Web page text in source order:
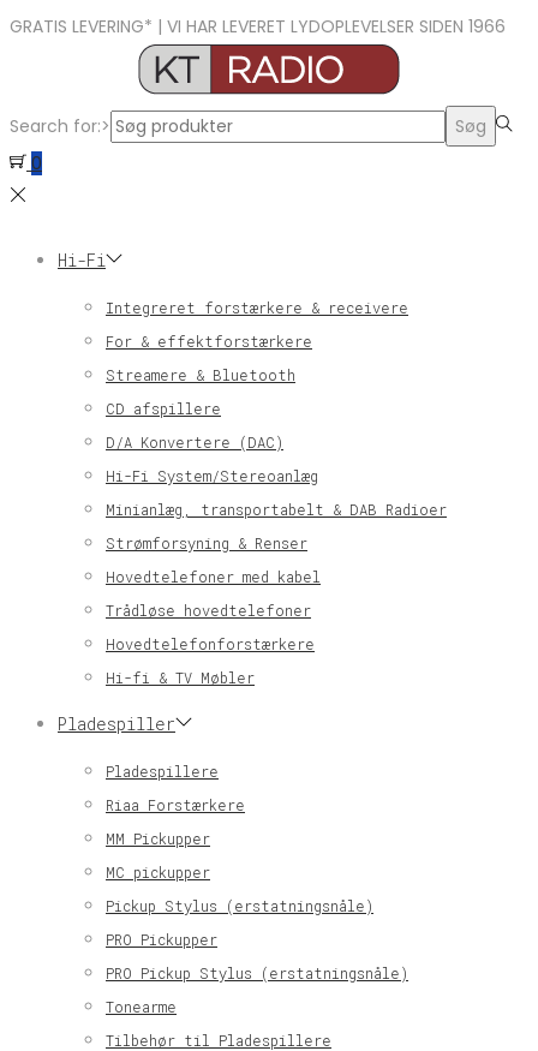
GRATIS LEVERING* | VI HAR LEVERET LYDOPLEVELSER SIDEN 1966
Search for:>
Søg
0
Hi-Fi
Integreret forstærkere & receivere
For & effektforstærkere
Streamere & Bluetooth
CD afspillere
D/A Konvertere (DAC)
Hi-Fi System/Stereoanlæg
Minianlæg, transportabelt & DAB Radioer
Strømforsyning & Renser
Hovedtelefoner med kabel
Trådløse hovedtelefoner
Hovedtelefonforstærkere
Hi-fi & TV Møbler
Pladespiller
Pladespillere
Riaa Forstærkere
MM Pickupper
MC pickupper
Pickup Stylus (erstatningsnåle)
PRO Pickupper
PRO Pickup Stylus (erstatningsnåle)
Tonearme
Tilbehør til Pladespillere